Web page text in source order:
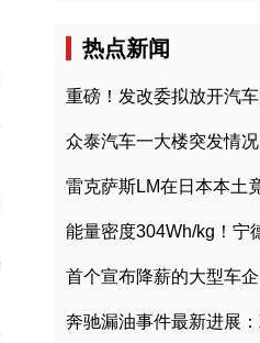
热点新闻
众泰汽车一大楼突发情况